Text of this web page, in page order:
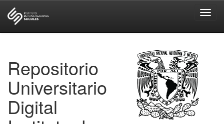
Repositorio
Universitario
Digital